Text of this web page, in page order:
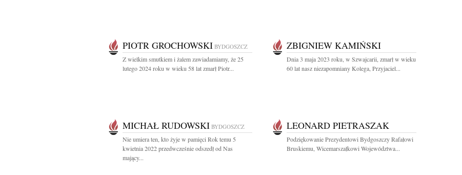
PIOTR GROCHOWSKI BYDGOSZCZ
Z wielkim smutkiem i żalem zawiadamiamy, że 25
lutego 2024 roku w wieku 58 lat zmarł Piotr...
ZBIGNIEW KAMIŃSKI
Dnia 3 maja 2023 roku, w Szwajcarii, zmarł w wieku
60 lat nasz niezapomniany Kolega, Przyjaciel...
MICHAŁ RUDOWSKI BYDGOSZCZ
Nie umiera ten, kto żyje w pamięci Rok temu 5
kwietnia 2022 przedwcześnie odszedł od Nas
mający...
LEONARD PIETRASZAK
Podziękowanie Prezydentowi Bydgoszczy Rafałowi
Bruskiemu, Wicemarszałkowi Województwa...